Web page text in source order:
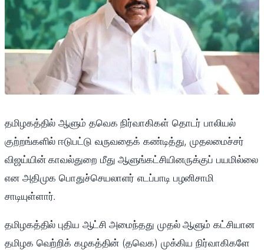
தமிழகத்தில் ஆளும் தவெக நிர்வாகிகள் தொடர் பாலியல்
குற்றங்களில் ஈடுபட்டு வருவதைக் கண்டித்து, முதலமைச்சர்
விஜய்யின் காவல்துறை மீது ஆளுங்கட்சியினருக்குப் பயமில்லை
என அதிமுக பொதுச்செயலாளர் எடப்பாடி பழனிசாமி
சாடியுள்ளார்.
தமிழகத்தில் புதிய ஆட்சி அமைந்தது முதல் ஆளும் கட்சியான
தமிழக வெற்றிக் கழகத்தின் (தவெக) முக்கிய நிர்வாகிகளே